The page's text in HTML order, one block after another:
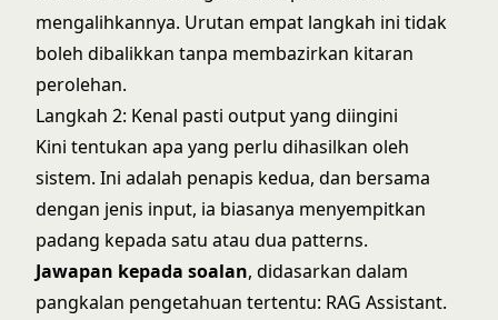
mengalihkannya. Urutan empat langkah ini tidak
boleh dibalikkan tanpa membazirkan kitaran
perolehan.
Langkah 2: Kenal pasti output yang diingini
Kini tentukan apa yang perlu dihasilkan oleh
sistem. Ini adalah penapis kedua, dan bersama
dengan jenis input, ia biasanya menyempitkan
padang kepada satu atau dua patterns.
Jawapan kepada soalan, didasarkan dalam
pangkalan pengetahuan tertentu: RAG Assistant.